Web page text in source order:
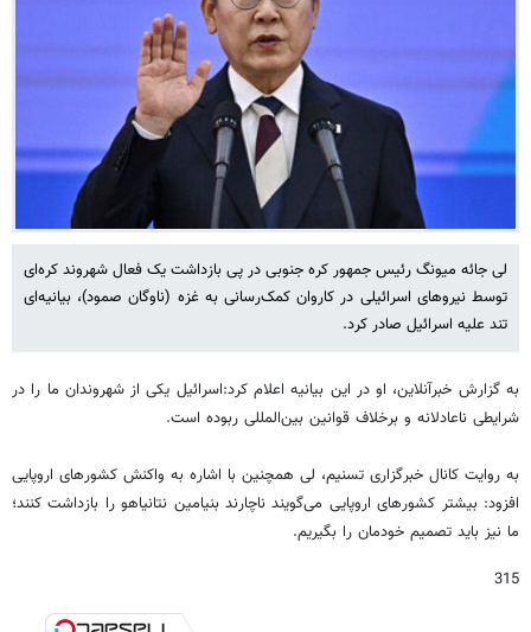
لی جائه میونگ رئیس جمهور کره جنوبی در پی بازداشت یک فعال شهروند کره‌ای
توسط نیروهای اسرائیلی در کاروان کمک‌رسانی به غزه (ناوگان صمود)، بیانیه‌ای
تند علیه اسرائیل صادر کرد.
به گزارش خبرآنلاین، او در این بیانیه اعلام کرد:اسرائیل یکی از شهروندان ما را در
شرایطی ناعادلانه و برخلاف قوانین بین‌المللی ربوده است.
به روایت کانال خبرگزاری تسنیم، لی همچنین با اشاره به واکنش کشورهای اروپایی
افزود: بیشتر کشورهای اروپایی می‌گویند ناچارند بنیامین نتانیاهو را بازداشت کنند؛
ما نیز باید تصمیم خودمان را بگیریم.
315